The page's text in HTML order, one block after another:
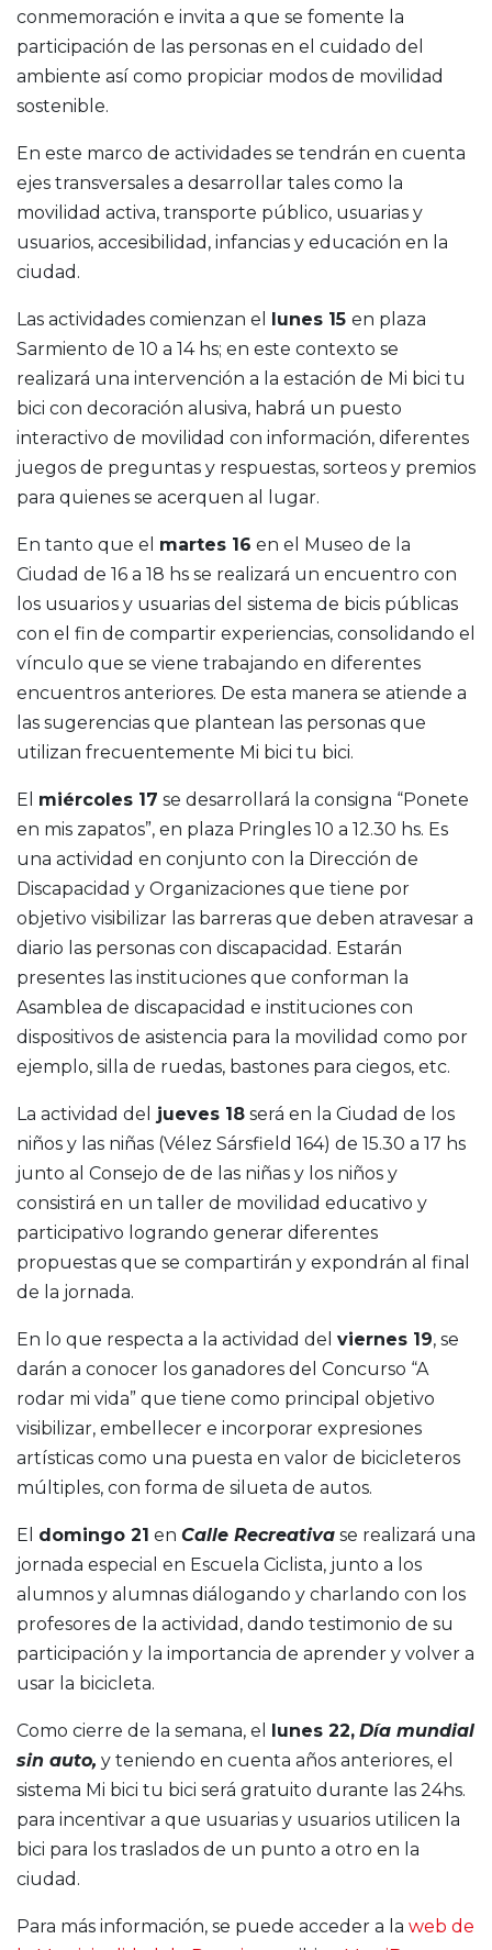
conmemoración e invita a que se fomente la
participación de las personas en el cuidado del
ambiente así como propiciar modos de movilidad
sostenible.
En este marco de actividades se tendrán en cuenta
ejes transversales a desarrollar tales como la
movilidad activa, transporte público, usuarias y
usuarios, accesibilidad, infancias y educación en la
ciudad.
Las actividades comienzan el lunes 15 en plaza
Sarmiento de 10 a 14 hs; en este contexto se
realizará una intervención a la estación de Mi bici tu
bici con decoración alusiva, habrá un puesto
interactivo de movilidad con información, diferentes
juegos de preguntas y respuestas, sorteos y premios
para quienes se acerquen al lugar.
En tanto que el martes 16 en el Museo de la
Ciudad de 16 a 18 hs se realizará un encuentro con
los usuarios y usuarias del sistema de bicis públicas
con el fin de compartir experiencias, consolidando el
vínculo que se viene trabajando en diferentes
encuentros anteriores. De esta manera se atiende a
las sugerencias que plantean las personas que
utilizan frecuentemente Mi bici tu bici.
El miércoles 17 se desarrollará la consigna “Ponete
en mis zapatos”, en plaza Pringles 10 a 12.30 hs. Es
una actividad en conjunto con la Dirección de
Discapacidad y Organizaciones que tiene por
objetivo visibilizar las barreras que deben atravesar a
diario las personas con discapacidad. Estarán
presentes las instituciones que conforman la
Asamblea de discapacidad e instituciones con
dispositivos de asistencia para la movilidad como por
ejemplo, silla de ruedas, bastones para ciegos, etc.
La actividad del jueves 18 será en la Ciudad de los
niños y las niñas (Vélez Sársfield 164) de 15.30 a 17 hs
junto al Consejo de de las niñas y los niños y
consistirá en un taller de movilidad educativo y
participativo logrando generar diferentes
propuestas que se compartirán y expondrán al final
de la jornada.
En lo que respecta a la actividad del viernes 19, se
darán a conocer los ganadores del Concurso “A
rodar mi vida” que tiene como principal objetivo
visibilizar, embellecer e incorporar expresiones
artísticas como una puesta en valor de bicicleteros
múltiples, con forma de silueta de autos.
El domingo 21 en Calle Recreativa se realizará una
jornada especial en Escuela Ciclista, junto a los
alumnos y alumnas diálogando y charlando con los
profesores de la actividad, dando testimonio de su
participación y la importancia de aprender y volver a
usar la bicicleta.
Como cierre de la semana, el lunes 22, Día mundial
sin auto, y teniendo en cuenta años anteriores, el
sistema Mi bici tu bici será gratuito durante las 24hs.
para incentivar a que usuarias y usuarios utilicen la
bici para los traslados de un punto a otro en la
ciudad.
Para más información, se puede acceder a la web de